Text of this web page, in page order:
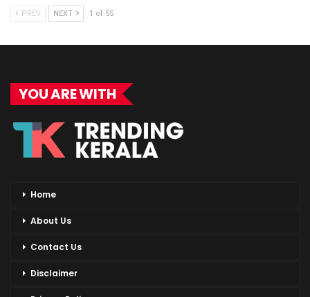
PREV NEXT 1 of 55
YOU ARE WITH
Home
About Us
Contact Us
Disclaimer